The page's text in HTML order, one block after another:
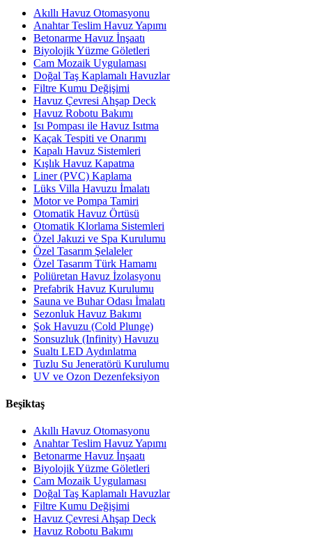
Akıllı Havuz Otomasyonu
Anahtar Teslim Havuz Yapımı
Betonarme Havuz İnşaatı
Biyolojik Yüzme Göletleri
Cam Mozaik Uygulaması
Doğal Taş Kaplamalı Havuzlar
Filtre Kumu Değişimi
Havuz Çevresi Ahşap Deck
Havuz Robotu Bakımı
Isı Pompası ile Havuz Isıtma
Kaçak Tespiti ve Onarımı
Kapalı Havuz Sistemleri
Kışlık Havuz Kapatma
Liner (PVC) Kaplama
Lüks Villa Havuzu İmalatı
Motor ve Pompa Tamiri
Otomatik Havuz Örtüsü
Otomatik Klorlama Sistemleri
Özel Jakuzi ve Spa Kurulumu
Özel Tasarım Şelaleler
Özel Tasarım Türk Hamamı
Poliüretan Havuz İzolasyonu
Prefabrik Havuz Kurulumu
Sauna ve Buhar Odası İmalatı
Sezonluk Havuz Bakımı
Şok Havuzu (Cold Plunge)
Sonsuzluk (Infinity) Havuzu
Sualtı LED Aydınlatma
Tuzlu Su Jeneratörü Kurulumu
UV ve Ozon Dezenfeksiyon
Beşiktaş
Akıllı Havuz Otomasyonu
Anahtar Teslim Havuz Yapımı
Betonarme Havuz İnşaatı
Biyolojik Yüzme Göletleri
Cam Mozaik Uygulaması
Doğal Taş Kaplamalı Havuzlar
Filtre Kumu Değişimi
Havuz Çevresi Ahşap Deck
Havuz Robotu Bakımı